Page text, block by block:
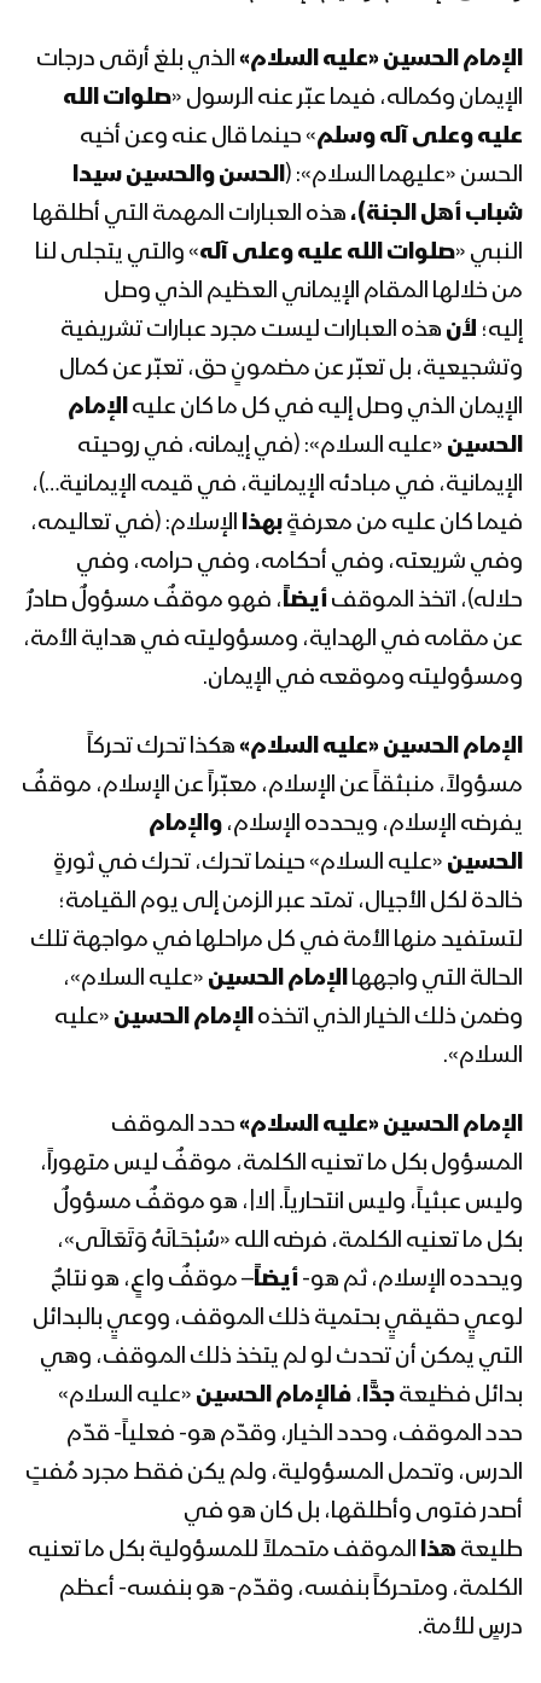
رسائل أبطال الجيش واللجان الشعبية
بمناسبة ذكرى عاشوراء 1444هـ من عدة
نشيد الحسين الحسين | فرقة أنصار الله –
1444هـ
بركات الحسين | فرقة أنصار الله – 1444هـ
نشيد أهواك حسين | فرقة أنصار الله –
1444هـ
تحركُ الحسين – القول السديد – “عاشوراء”
1443هـ
حالة الأمة – السيد حسين الحوثي –
“عاشوراء” 1443هـ
كلمة السيد عبدالملك بدرالدين الحوثي
بمناسبة ذكرى استشهاد الإمام الحسين (ع)
1443هـ
مونتاج نشيد ثأر الحسين || فرقة انصار الله –
1443هـ
الخيار الحسيني – القول السديد – #عاشوراء
1443هـ
أنصار الحسين – القول السديد – “عاشوراء”
1443هـ
مونتاج زامل نرفع تعازينا | فرقة انصار الله –
امتداد الطغيان الأموي – القول السديد –
الإمام الحسين «عليه السلام» الذي بلغ أرقى درجات
الإيمان وكماله، فيما عبّر عنه الرسول «صلوات الله
عليه وعلى آله وسلم» حينما قال عنه وعن أخيه
الحسن «عليهما السلام»: (الحسن والحسين سيدا
شباب أهل الجنة)، هذه العبارات المهمة التي أطلقها
النبي «صلوات الله عليه وعلى آله» والتي يتجلى لنا
من خلالها المقام الإيماني العظيم الذي وصل
إليه؛ لأن هذه العبارات ليست مجرد عبارات تشريفية
وتشجيعية، بل تعبّر عن مضمونٍ حق، تعبّر عن كمال
الإيمان الذي وصل إليه في كل ما كان عليه الإمام
الحسين «عليه السلام»: (في إيمانه، في روحيته
الإيمانية، في مبادئه الإيمانية، في قيمه الإيمانية…)،
فيما كان عليه من معرفةٍ بهذا الإسلام: (في تعاليمه،
وفي شريعته، وفي أحكامه، وفي حرامه، وفي
حلاله)، اتخذ الموقف أيضاً، فهو موقفٌ مسؤولٌ صادرٌ
عن مقامه في الهداية، ومسؤوليته في هداية الأمة،
ومسؤوليته وموقعه في الإيمان.
الإمام الحسين «عليه السلام» هكذا تحرك تحركاً
مسؤولاً، منبثقاً عن الإسلام، معبّراً عن الإسلام، موقفٌ
يفرضه الإسلام، ويحدده الإسلام، والإمام
الحسين «عليه السلام» حينما تحرك، تحرك في ثورةٍ
خالدة لكل الأجيال، تمتد عبر الزمن إلى يوم القيامة؛
لتستفيد منها الأمة في كل مراحلها في مواجهة تلك
الحالة التي واجهها الإمام الحسين «عليه السلام»،
وضمن ذلك الخيار الذي اتخذه الإمام الحسين «عليه
السلام».
الإمام الحسين «عليه السلام» حدد الموقف
المسؤول بكل ما تعنيه الكلمة، موقفٌ ليس متهوراً،
وليس عبثياً، وليس انتحارياً. |لا|، هو موقفٌ مسؤولٌ
بكل ما تعنيه الكلمة، فرضه الله «سُبْحَـانَهُ وَتَعَالَى»،
ويحدده الإسلام، ثم هو- أيضاً– موقفٌ واعٍ، هو نتاجٌ
لوعيٍ حقيقيٍ بحتمية ذلك الموقف، ووعيٍ بالبدائل
التي يمكن أن تحدث لو لم يتخذ ذلك الموقف، وهي
بدائل فظيعة جدًّا، فالإمام الحسين «عليه السلام»
حدد الموقف، وحدد الخيار، وقدّم هو- فعلياً- قدّم
الدرس، وتحمل المسؤولية، ولم يكن فقط مجرد مُفتٍ
أصدر فتوى وأطلقها، بل كان هو في
طليعة هذا الموقف متحملاً للمسؤولية بكل ما تعنيه
الكلمة، ومتحركاً بنفسه، وقدّم- هو بنفسه- أعظم
درسٍ للأمة.